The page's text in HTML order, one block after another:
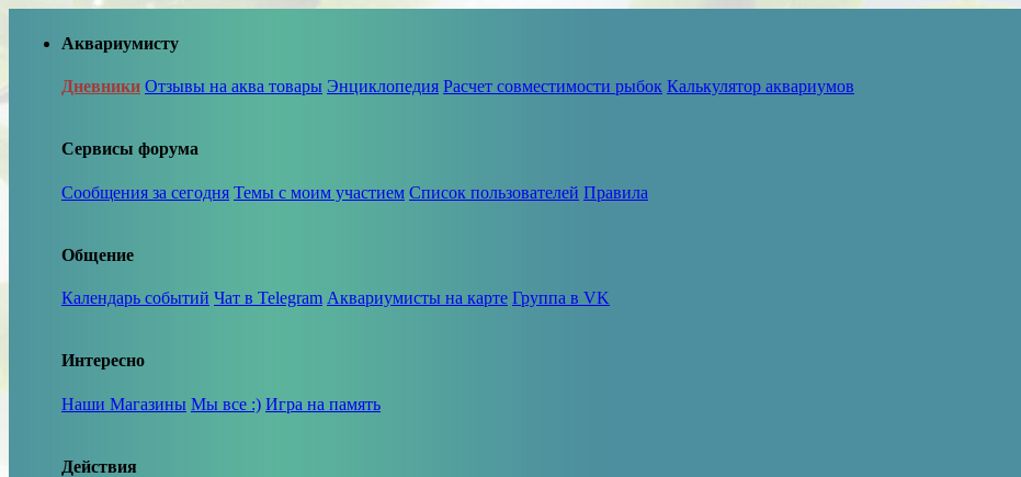
Аквариумисту
Дневники Отзывы на аква товары Энциклопедия Расчет совместимости рыбок Калькулятор аквариумов
Сервисы форума
Сообщения за сегодня Темы с моим участием Список пользователей Правила
Общение
Календарь событий Чат в Telegram Аквариумисты на карте Группа в VK
Интересно
Наши Магазины Мы все :) Игра на память
Действия